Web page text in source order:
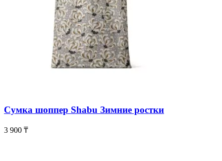
Сумка шоппер Shabu Зимние ростки
3 900 ₸